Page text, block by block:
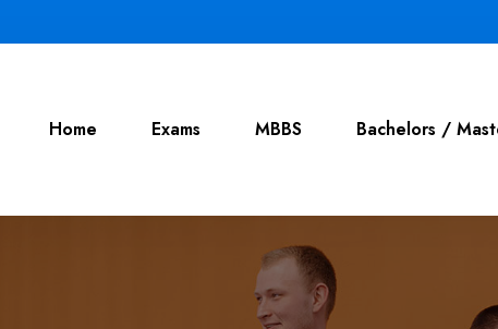
Home Exams MBBS Bachelors /